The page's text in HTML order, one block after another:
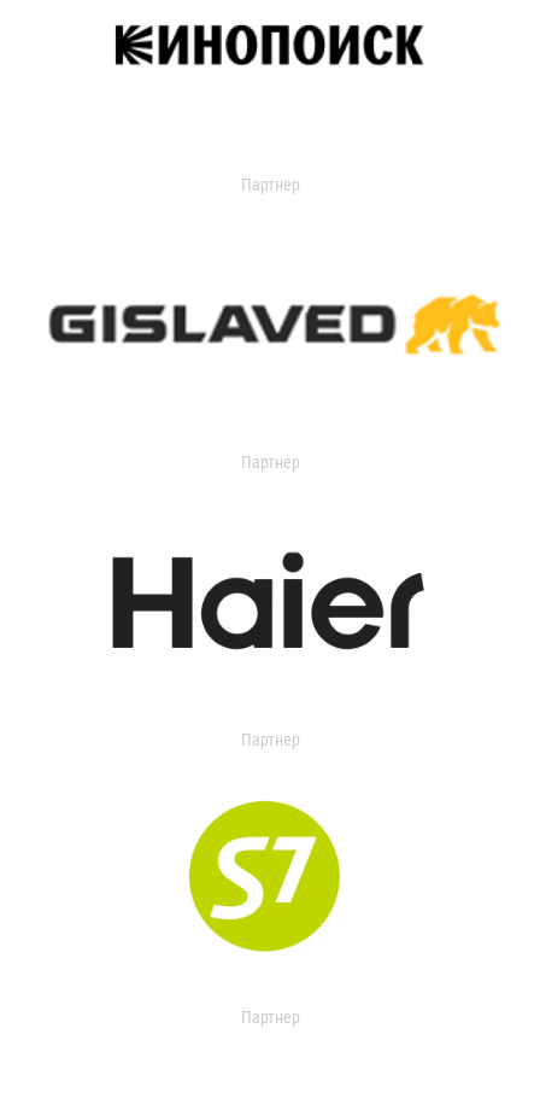
Партнер
Партнер
Партнер
Партнер